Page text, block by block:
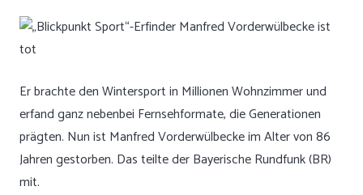
Er brachte den Wintersport in Millionen Wohnzimmer und
erfand ganz nebenbei Fernsehformate, die Generationen
prägten. Nun ist Manfred Vorderwülbecke im Alter von 86
Jahren gestorben. Das teilte der Bayerische Rundfunk (BR)
mit.